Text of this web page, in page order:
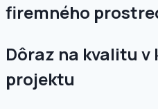
firemného
Dôraz na kvalitu v
projektu